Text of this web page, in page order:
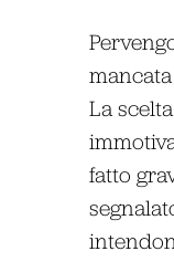
La
fatto